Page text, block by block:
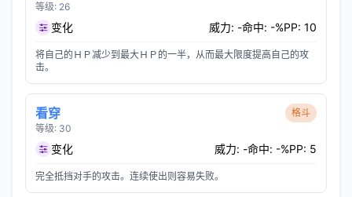
等级: 26
变化 威力: -命中: -%PP: 10
将自己的ＨＰ减少到最大ＨＰ的一半，从而最大限度提高自己的攻
击。
看穿
等级: 30
格斗
变化 威力: -命中: -%PP: 5
完全抵挡对手的攻击。连续使出则容易失败。